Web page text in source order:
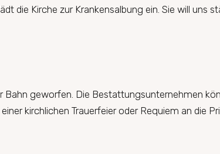
die Kirche zur Krankensalbung ein. Sie will uns
Bahn geworfen. Die Bestattungsunternehmen
kirchlichen Trauerfeier oder Requiem an die